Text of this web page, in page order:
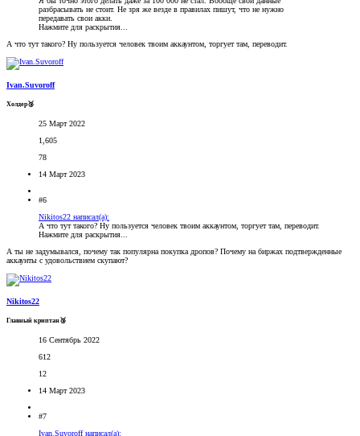
разбрасывать не стоит. Не зря же везде в правилах пишут, что не нужно
передавать свои акки.
Нажмите для раскрытия...
А что тут такого? Ну пользуется человек твоим аккаунтом, торгует там, переводит.
Ivan.Suvoroff
Холдер🥉
25 Март 2022
1,605
78
14 Март 2023
#6
Nikitos22 написал(а):
А что тут такого? Ну пользуется человек твоим аккаунтом, торгует там, переводит.
Нажмите для раскрытия...
А ты не задумывался, почему так популярна покупка дропов? Почему на биржах подтвержденные
аккаунты с удовольствием скупают?
Nikitos22
Главный криптан🥉
16 Сентябрь 2022
612
12
14 Март 2023
#7
Ivan.Suvoroff написал(а):